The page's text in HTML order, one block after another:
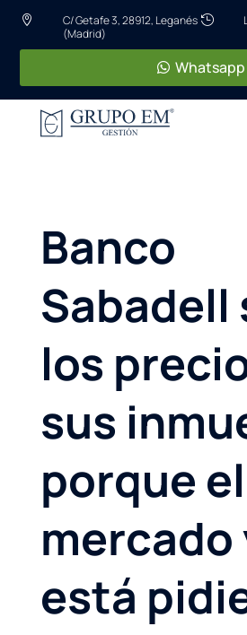

C/ Getafe 3, 28912, Leganés
(Madrid)

Whatsapp
Banco
Sabadell
los
sus
porque el
mercado
está